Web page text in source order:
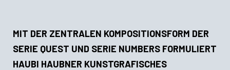
MIT DER ZENTRALEN KOMPOSITIONSFORM DER
SERIE QUEST UND SERIE NUMBERS FORMULIERT
HAUBI HAUBNER KUNSTGRAFISCHES